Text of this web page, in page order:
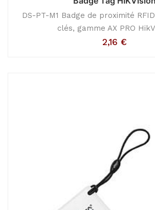
DS-PT-M1 Badge de proximité
clés, gamme AX PRO
2,16 €